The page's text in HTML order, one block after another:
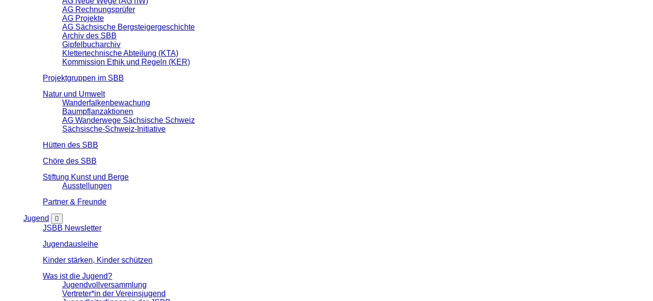
AG Rechnungsprüfer
AG Projekte
AG Sächsische Bergsteigergeschichte
Archiv des SBB
Gipfelbucharchiv
Klettertechnische Abteilung (KTA)
Kommission Ethik und Regeln (KER)
Projektgruppen im SBB
Natur und Umwelt
Wanderfalkenbewachung
Baumpflanzaktionen
AG Wanderwege Sächsische Schweiz
Sächsische-Schweiz-Initiative
Hütten des SBB
Chöre des SBB
Stiftung Kunst und Berge
Ausstellungen
Partner & Freunde
Jugend
JSBB Newsletter
Jugendausleihe
Kinder stärken, Kinder schützen
Was ist die Jugend?
Jugendvollversammlung
Vertreter*in der Vereinsjugend